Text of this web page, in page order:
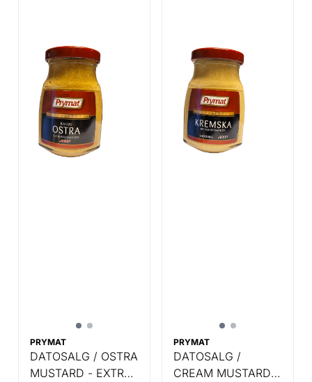
PRYMAT
DATOSALG / OSTRA
MUSTARD - EXTRA
PRYMAT
DATOSALG /
CREAM MUSTARD -